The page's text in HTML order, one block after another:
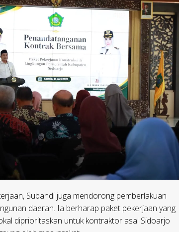
Subandi juga mendorong pemberlakuan
daerah. Ia berharap paket pekerjaan yang
diprioritaskan untuk kontraktor asal Sidoarjo